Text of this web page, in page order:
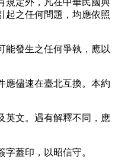
定外，凡在中華民國與
起之任何問題，均應依照
發生之任何爭執，應以
儘速在臺北互換。本約
文。遇有解釋不同，應
蓋印，以昭信守。